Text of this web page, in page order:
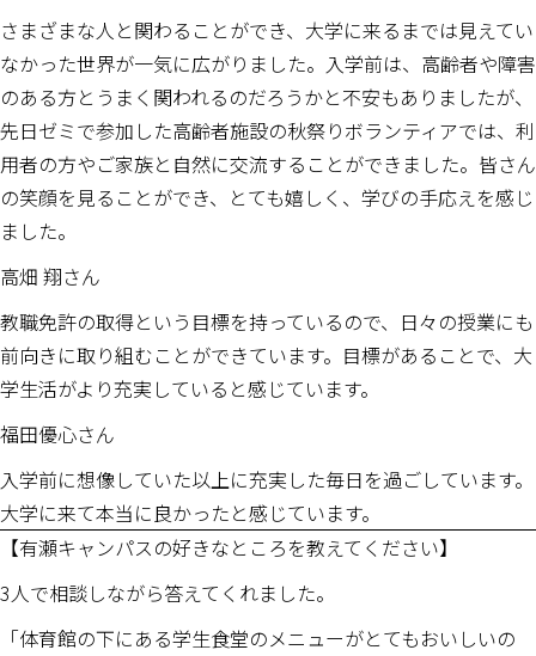
さまざまな人と関わることができ、大学に来るまでは見えてい
なかった世界が一気に広がりました。入学前は、高齢者や障害
のある方とうまく関われるのだろうかと不安もありましたが、
先日ゼミで参加した高齢者施設の秋祭りボランティアでは、利
用者の方やご家族と自然に交流することができました。皆さん
の笑顔を見ることができ、とても嬉しく、学びの手応えを感じ
ました。
高畑 翔さん
教職免許の取得という目標を持っているので、日々の授業にも
前向きに取り組むことができています。目標があることで、大
学生活がより充実していると感じています。
福田優心さん
入学前に想像していた以上に充実した毎日を過ごしています。
大学に来て本当に良かったと感じています。
【有瀬キャンパスの好きなところを教えてください】
3人で相談しながら答えてくれました。
「体育館の下にある学生食堂のメニューがとてもおいしいの